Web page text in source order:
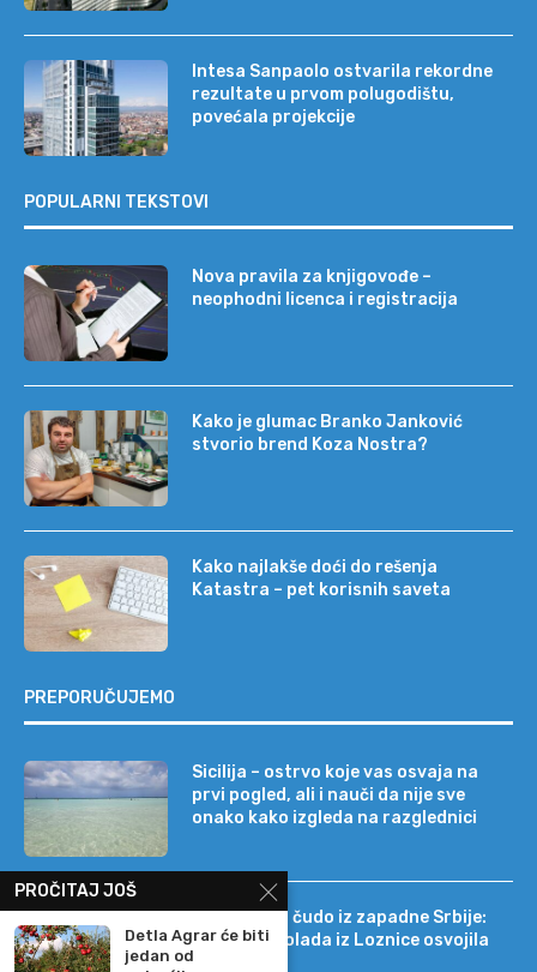
Intesa Sanpaolo ostvarila rekordne
rezultate u prvom polugodištu,
povećala projekcije
POPULARNI TEKSTOVI
Nova pravila za knjigovođe –
neophodni licenca i registracija
Kako je glumac Branko Janković
stvorio brend Koza Nostra?
Kako najlakše doći do rešenja
Katastra – pet korisnih saveta
PREPORUČUJEMO
Sicilija – ostrvo koje vas osvaja na
prvi pogled, ali i nauči da nije sve
onako kako izgleda na razglednici
Tehnološko čudo iz zapadne Srbije:
kako je čokolada iz Loznice osvojila
22 tržišta
PROČITAJ JOŠ
Detla Agrar će biti
jedan od